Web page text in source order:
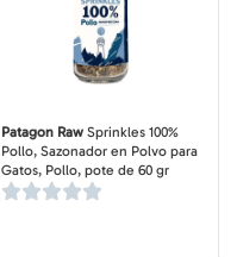
Patagon Raw Sprinkles 100%
Pollo, Sazonador en Polvo para
Gatos, Pollo, pote de 60 gr